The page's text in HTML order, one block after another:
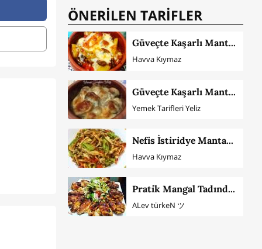
ÖNERİLEN TARİFLER
Güveçte Kaşarlı Mantar
Havva Kıymaz
Güveçte Kaşarlı Mantar Tarifi
Yemek Tarifleri Yeliz
Nefis İstiridye Mantarı Sote
Havva Kıymaz
Pratik Mangal Tadında Tavada Kanat
ALev türkeN ツ